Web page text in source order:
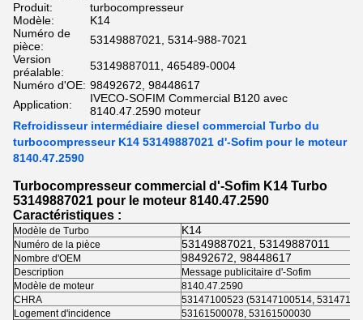
Produit:
turbocompresseur
Modèle:
K14
Numéro de
pièce:
53149887021, 5314-988-7021
Version
préalable:
53149887011, 465489-0004
Numéro d'OE: 98492672, 98448617
Application:
IVECO-SOFIM Commercial B120 avec
8140.47.2590 moteur
Refroidisseur intermédiaire diesel commercial Turbo du
turbocompresseur K14 53149887021 d'-Sofim pour le moteur
8140.47.2590
Turbocompresseur commercial d'-Sofim K14 Turbo
53149887021 pour le moteur 8140.47.2590
Caractéristiques :
Modèle de Turbo K14
Numéro de la pièce 53149887021, 53149887011
Nombre d'OEM 98492672, 98448617
Description
Message publicitaire d'-Sofim
Modèle de moteur
8140.47.2590
CHRA
53147100523 (53147100514,
Logement d'incidence
53161500078, 53161500030